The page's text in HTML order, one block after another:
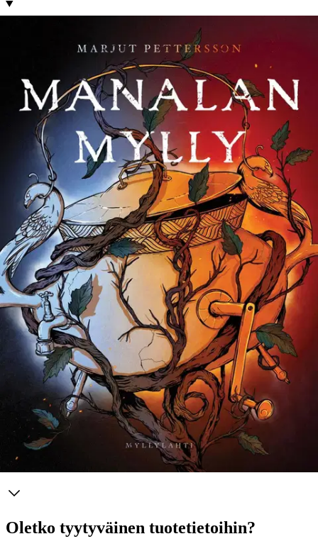
Kalevalaan perustuva Manalan mylly on nuorille suunnattu
fantasiaromaani, joka vie lukijan muinaiseen Pohjolaan ja herättää
tutun tarinan uudella tavalla eloon. Tästä Louhesta ja tällaisista
Pohjan neidoista et ole ennen kuullut! Noitia, haltioita ja jumalia
vilisevän maailman ehdoton tähti on luonto, kun taas ihmisten
ajattelulle ja toimille saa vähän väliä nauraa.Kevät tuo Sarajasmeren
rannalla kohoavalle Pohjolan linnavuorelle pahoin ruhjoutuneen
Väinämöisen, jonka Louhi hoitaa vanhimpien tyttäriensä avulla
kuntoon. Palkkioksi kotimatkastaan Kalevalan valtias lupaa
pohjalaisille ihmeellisen myllyn, joka jauhaa loputtomasti jauhoja,
suolaa ja kultaa. Mitä ihmettä hän oikein juonii? Louhen nuorin
tytär, ilkikurinen 14-vuotias Tiku, aavistaa pahaa. Samalla kun hän
etsii noitavoimiaan ja ystävystyy eriskummallisen merihirviön
kanssa, hän huomaa, että on olemassa jotakin vielä kurjempaa kuin
kaksi täydellisyyttä hipovaa sisarta. Keskisen elämä uhkaa tuhoutua,
kun kulta muuttaa pedoiksi nekin, jotka eivät kykene
muodonmuutoksiin. On siis ihan pakko tarttua toimeen. Marjut
Pettersson (s. 1969, Kajaani) on turkulainen kirjailija,
äidinkielenopettaja ja filosofian tohtori, jolla on kirjallisuudentutkijan
tausta. Hän on aiemmin julkaissut kolme aikuisille suunnattua
romaania ja väitöskirjan Helvi Hämäläisen lyriikasta. Hän on
kirjoittanut Manalan myllyn yläkoululaisille ja sitä vanhemmille
lukijoille toivoen, että se saisi heidät kiinnostumaan myös
alkuperäisestä eepoksesta.
Näytä lisää tuotekuvausta
Ominaisuudet
Oletko tyytyväinen tuotetietoihin?